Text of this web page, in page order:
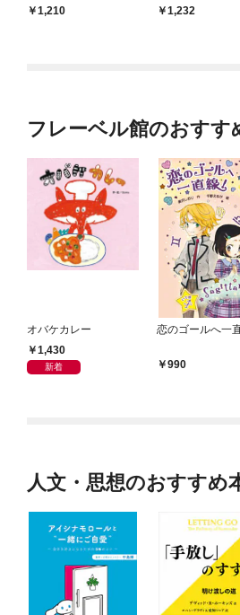
1,210
ージの読みとり方
1,232
フレーベル館のおすす
オバケカレー
1,430
新着
恋のゴールへ一
990
人文・思想のおすすめ